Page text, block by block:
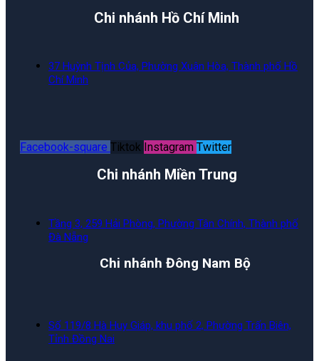
Chi nhánh Hồ Chí Minh
37 Huỳnh Tịnh Của, Phường Xuân Hòa, Thành phố Hồ
Chí Minh
Facebook-square Tiktok Instagram Twitter
Chi nhánh Miền Trung
Tầng 3, 259 Hải Phòng, Phường Tân Chính, Thành phố
Đà Nẵng
Chi nhánh Đông Nam Bộ
Số 119/8 Hà Huy Giáp, khu phố 2, Phường Trấn Biên,
Tỉnh Đồng Nai